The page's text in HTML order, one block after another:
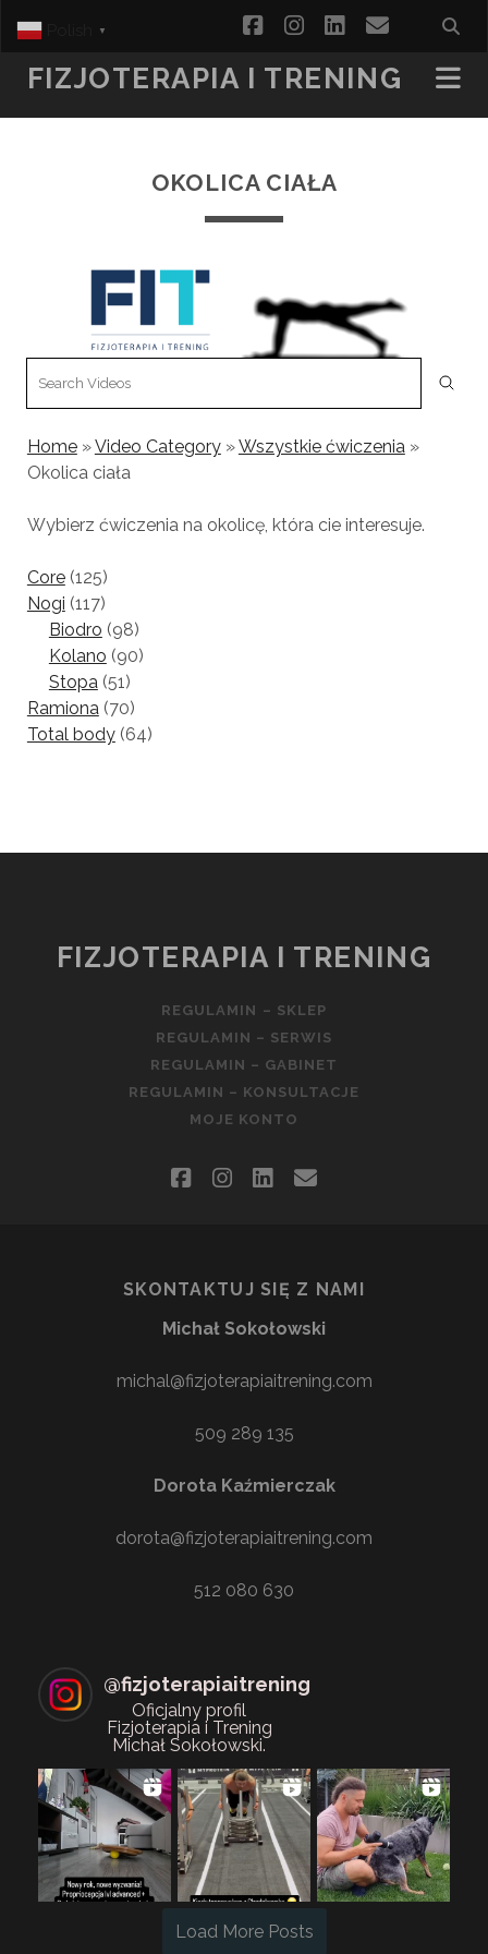
facebookinstagram
linkedinemail
FIZJOTERAPIA I TRENING
OKOLICA CIAŁA
Home»Video Category»Wszystkie ćwiczenia»
Okolica ciała
Wybierz ćwiczenia na okolicę, która cie interesuje.
Core(125)
Nogi (117)
Biodro (98)
Kolano (90)
Stopa(51)
Ramiona(70)
Total body(64)
FIZJOTERAPIA I TRENING
REGULAMIN – SKLEP
REGULAMIN – SERWIS
REGULAMIN – GABINET
REGULAMIN – KONSULTACJE
MOJE KONTO
facebookinstagram
linkedin
email
SKONTAKTUJ SIĘ Z NAMI
Michał Sokołowski
michal@fizjoterapiaitrening.com
509 289 135
Dorota Kaźmierczak
dorota@fizjoterapiaitrening.com
512 080 630
@fizjoterapiaitrening
Oficjalny profil
Fizjoterapia i Trening
Michał Sokołowski.
Load More Posts
▼